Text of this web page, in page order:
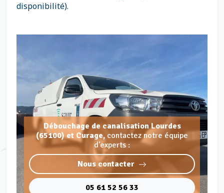
disponibilité).
Débouchage de canalisation Lourdes
(65100) et Curage, contactez notre équipe
d'experts :
Nous contacter
05 61 52 56 33